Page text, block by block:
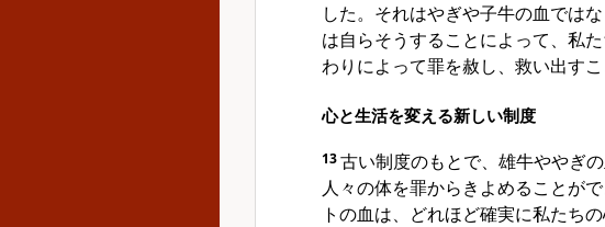
した。それはやぎや子牛の血では
は自らそうすることによって、私
わりによって罪を赦し、救い出す
心と生活を変える新しい制度
13古い制度のもとで、雄牛ややぎ
人々の体を罪からきよめることがで
トの血は、どれほど確実に私たち